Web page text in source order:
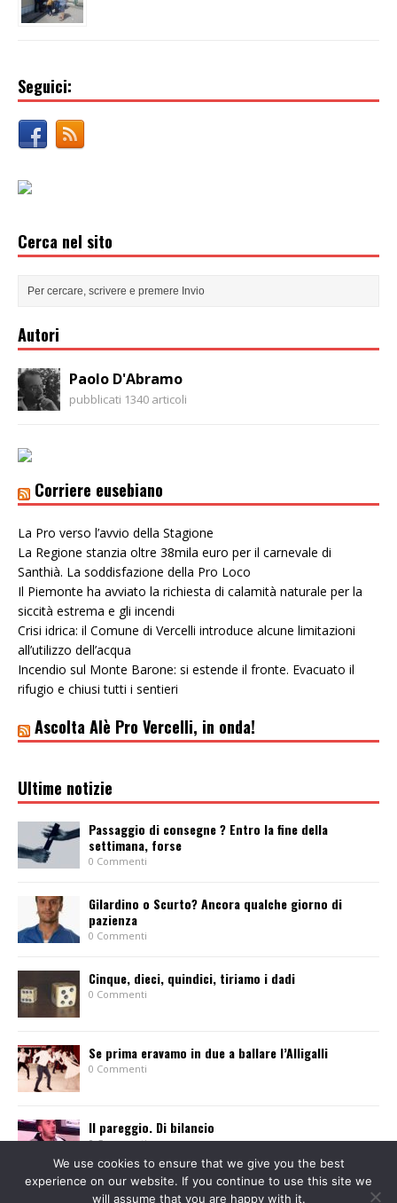
Seguici:
Cerca nel sito
Autori
Paolo D'Abramo
pubblicati 1340 articoli
Corriere eusebiano
La Pro verso l’avvio della Stagione
La Regione stanzia oltre 38mila euro per il carnevale di
Santhià. La soddisfazione della Pro Loco
Il Piemonte ha avviato la richiesta di calamità naturale per la
siccità estrema e gli incendi
Crisi idrica: il Comune di Vercelli introduce alcune limitazioni
all’utilizzo dell’acqua
Incendio sul Monte Barone: si estende il fronte. Evacuato il
rifugio e chiusi tutti i sentieri
Ascolta Alè Pro Vercelli, in onda!
Ultime notizie
Passaggio di consegne ? Entro la fine della
settimana, forse
0 Commenti
Gilardino o Scurto? Ancora qualche giorno di
pazienza
0 Commenti
Cinque, dieci, quindici, tiriamo i dadi
0 Commenti
Se prima eravamo in due a ballare l’Alligalli
0 Commenti
Il pareggio. Di bilancio
0 Commenti
We use cookies to ensure that we give you the best
experience on our website. If you continue to use this site we
will assume that you are happy with it.